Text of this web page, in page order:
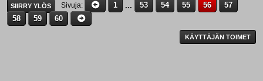
SIIRRY YLÖS Sivuja 1 ... 53 54 55 56
57
58
59 60
KÄYTTÄJÄN TOIMET